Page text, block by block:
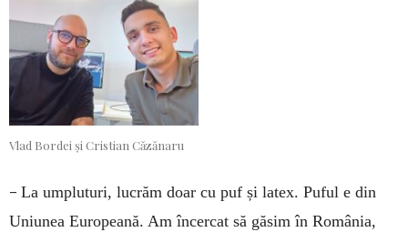
Vlad Bordei și Cristian Căzănaru
– La umpluturi, lucrăm doar cu puf și latex. Puful e din
Uniunea Europeană. Am încercat să găsim în România,